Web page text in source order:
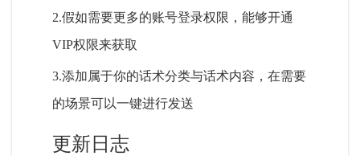
2.假如需要更多的账号登录权限，能够开通
VIP权限来获取
3.添加属于你的话术分类与话术内容，在需要
的场景可以一键进行发送
更新日志